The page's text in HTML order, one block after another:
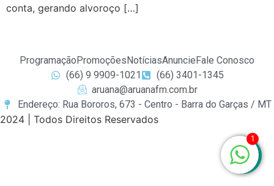
conta, gerando alvoroço […]
Programação Promoções NotíciasAnuncie Fale Conosco
(66) 9 9909-1021
(66) 3401-1345
aruana@aruanafm.com.br
Endereço: Rua Bororos, 673 - Centro - Barra do Garças / MT
2024 | Todos Direitos Reservados
1
casibom giriş casibom